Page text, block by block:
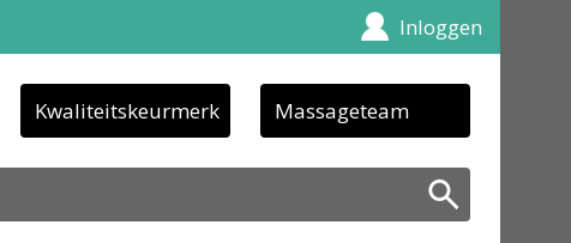
Inloggen
Kwaliteitskeurmerk Massageteam